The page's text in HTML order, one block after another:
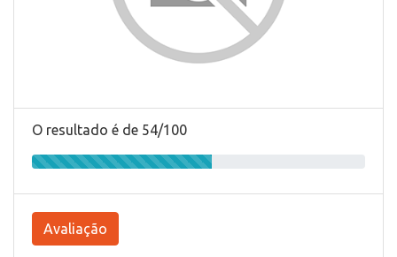
O resultado é de 54/100
Avaliação